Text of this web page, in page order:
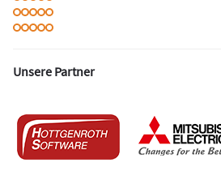
Unsere Partner